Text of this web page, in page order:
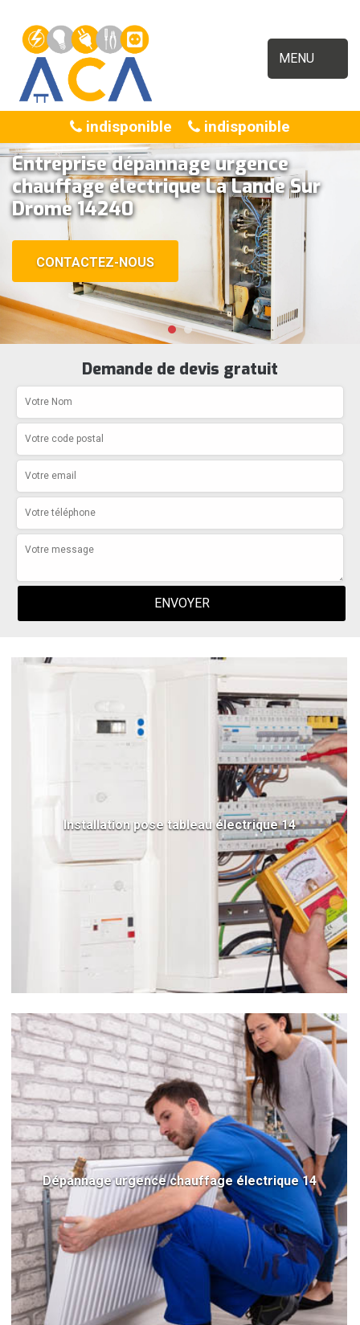
MENU
indisponible indisponible
Entreprise dépannage urgence
chauffage électrique La Lande Sur
Drome 14240
CONTACTEZ-NOUS
Demande de devis gratuit
Installation pose tableau électrique 14
Dépannage urgence chauffage électrique 14